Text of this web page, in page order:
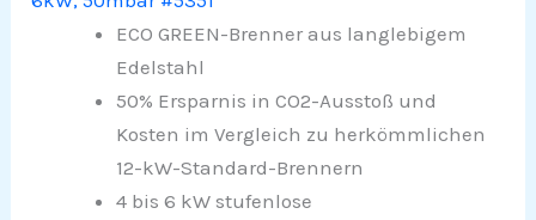
ECO GREEN-Brenner aus langlebigem
Edelstahl​
50% Ersparnis in CO2-Ausstoß und
Kosten im Vergleich zu herkömmlichen
12-kW-Standard-Brennern​
4 bis 6 kW stufenlose